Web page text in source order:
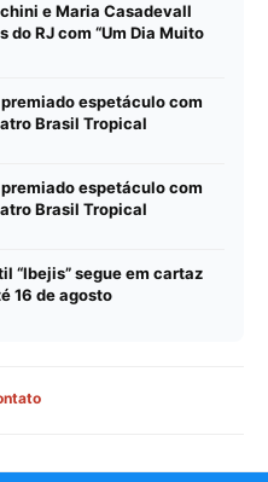
e Maria Casadevall
do RJ com “Um Dia Muito
espetáculo com
Brasil Tropical
espetáculo com
Brasil Tropical
“Ibejis” segue em cartaz
16 de agosto